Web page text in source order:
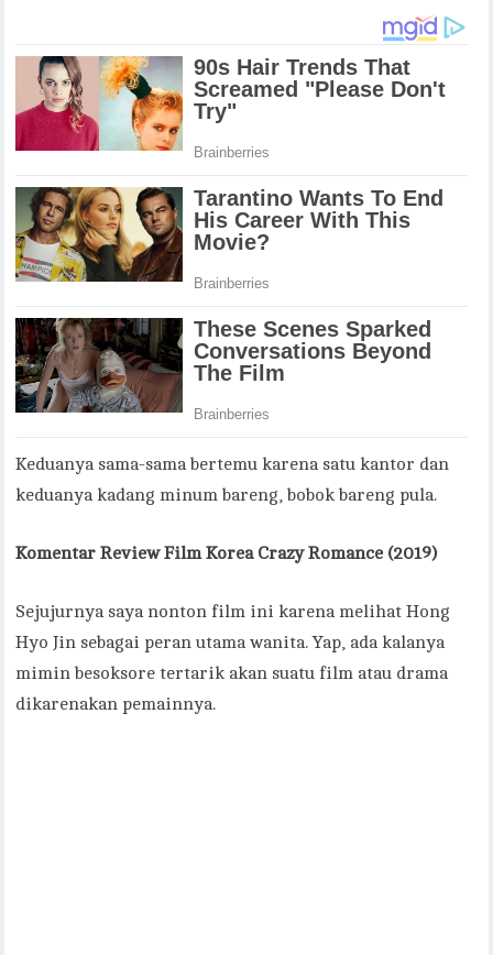
Keduanya sama-sama bertemu karena satu kantor dan
keduanya kadang minum bareng, bobok bareng pula.
Komentar Review Film Korea Crazy Romance (2019)
Sejujurnya saya nonton film ini karena melihat Hong
Hyo Jin sebagai peran utama wanita. Yap, ada kalanya
mimin besoksore tertarik akan suatu film atau drama
dikarenakan pemainnya.